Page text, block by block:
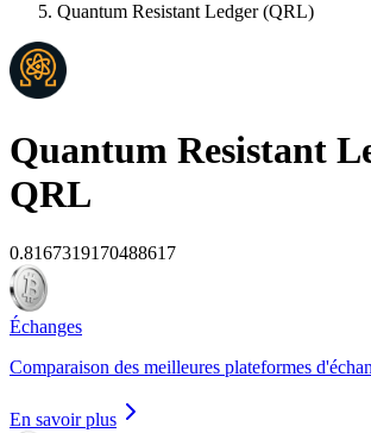
Quantum Resistant Ledger (QRL)
Quantum Resistant
QRL
0.8167319170488617
Échanges
Comparaison des meilleures plateformes
En savoir plus